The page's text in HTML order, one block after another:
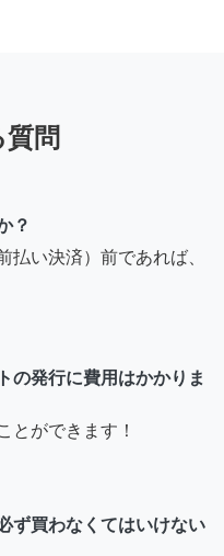
問
？
払い決済）前であれば、
の発行に費用はかかりま
とができます！
ず買わなくてはいけない